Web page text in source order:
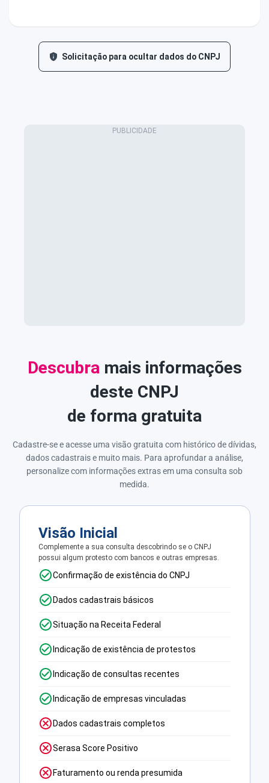
Solicitação para ocultar dados do CNPJ
Descubra mais informações
deste CNPJ
de forma gratuita
Cadastre-se e acesse uma visão gratuita com histórico de dívidas,
dados cadastrais e muito mais. Para aprofundar a análise,
personalize com informações extras em uma consulta sob
medida.
Visão Inicial
Complemente a sua consulta descobrindo se o CNPJ
possui algum protesto com bancos e outras empresas.
Confirmação de existência do CNPJ
Dados cadastrais básicos
Situação na Receita Federal
Indicação de existência de protestos
Indicação de consultas recentes
Indicação de empresas vinculadas
Dados cadastrais completos
Serasa Score Positivo
Faturamento ou renda presumida